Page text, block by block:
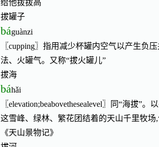
给他拔拔高
拔罐子
báguànzi
〖cupping〗指用减少杯罐内空气以产生负
法、火罐气。又称“拔火罐儿”
拔海
báhǎi
〖elevation;beabovethesealevel〗同“海拔”
这雪峰、绿林、繁花团结着的天山千里牧
《天山景物记》